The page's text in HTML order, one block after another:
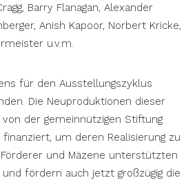
Barry Flanagan, Alexander
Anish Kapoor, Norbert Kricke,
u.v.m.
für den Ausstellungszyklus
Die Neuproduktionen dieser
der gemeinnützigen Stiftung
um deren Realisierung zu
und Mäzene unterstützten
und fördern auch jetzt großzügig die